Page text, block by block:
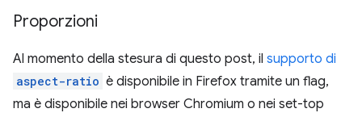
Proporzioni
Al momento della stesura di questo post, il supporto di
aspect-ratio è disponibile in Firefox tramite un flag,
ma è disponibile nei browser Chromium o nei set-top